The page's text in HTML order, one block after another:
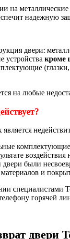
на
надежную
двери:
устройства кроме
(глазки,
на любые
воздействия
были
и
специалистами
горячей
двери